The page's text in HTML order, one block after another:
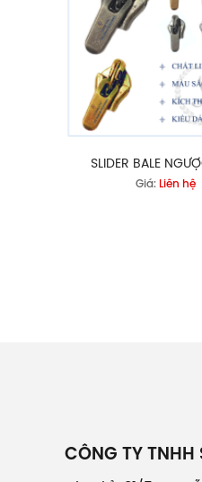
SLIDER BALE
Giá: Liên hệ
CÔNG TY TNHH